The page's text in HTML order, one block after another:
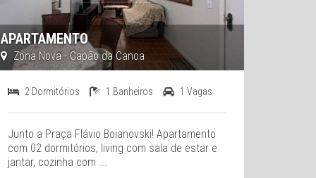
APARTAMENTO
Zona Nova - Capão da Canoa
2 Dormitórios 1 Banheiros 1 Vagas
Junto a Praça Flávio Boianovski! Apartamento
com 02 dormitórios, living com sala de estar e
jantar, cozinha com ...